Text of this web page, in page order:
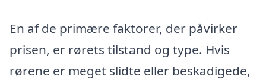
En af de primære faktorer, der påvirker
prisen, er rørets tilstand og type. Hvis
rørene er meget slidte eller beskadigede,